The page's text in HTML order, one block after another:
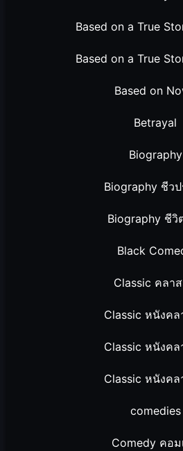
Based on a True
Based on a True
Based on
Betrayal
Biography
Biography ชีว
Biography ชีวิ
Black
Classic คลา
Classic หนังคล
Classic หนังคล
Classic หนังคล
comedies
Comedy คอม